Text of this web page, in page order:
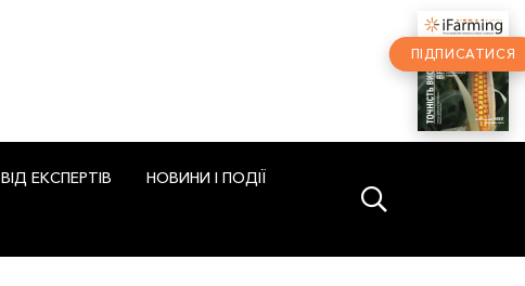
ПІДПИСАТИСЯ
ВІД ЕКСПЕРТІВ НОВИНИ І ПОДІЇ